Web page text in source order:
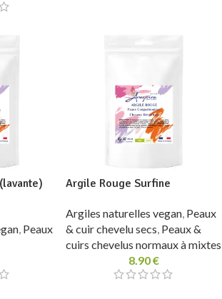
, Peaux
Argile Rouge Surfine
Argiles naturelles vegan, Peaux
& cuir chevelu secs, Peaux &
cuirs chevelus normaux à mixtes
8.90€